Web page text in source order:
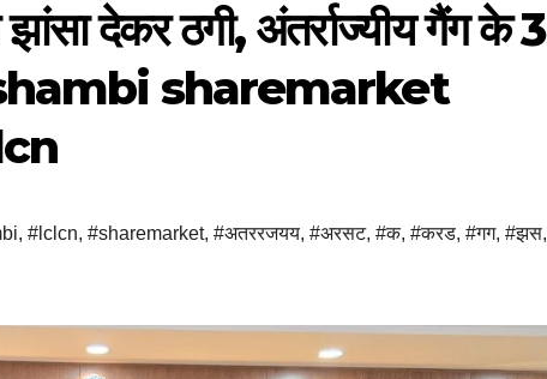
देकर ठगी, अंतर्राज्यीय गैंग के 3
sharemarket
, #lclcn, #sharemarket, #अतररजयय, #अरसट, #क, #करड, #गग, #झस,